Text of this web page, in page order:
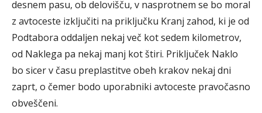
desnem pasu, ob delovišču, v nasprotnem se bo moral
z avtoceste izključiti na priključku Kranj zahod, ki je od
Podtabora oddaljen nekaj več kot sedem kilometrov,
od Naklega pa nekaj manj kot štiri. Priključek Naklo
bo sicer v času preplastitve obeh krakov nekaj dni
zaprt, o čemer bodo uporabniki avtoceste pravočasno
obveščeni.